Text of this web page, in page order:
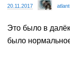
20.11.2017
Это было в
было